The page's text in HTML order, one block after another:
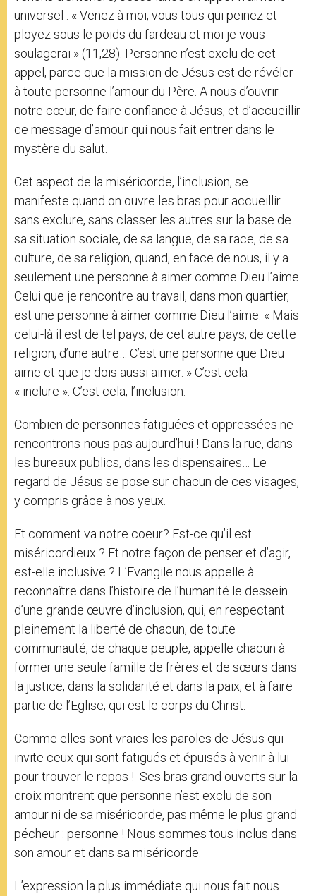
universel : « Venez à moi, vous tous qui peinez et
ployez sous le poids du fardeau et moi je vous
soulagerai » (11,28). Personne n’est exclu de cet
appel, parce que la mission de Jésus est de révéler
à toute personne l’amour du Père. A nous d’ouvrir
notre cœur, de faire confiance à Jésus, et d’accueillir
ce message d’amour qui nous fait entrer dans le
mystère du salut.
Cet aspect de la miséricorde, l’inclusion, se
manifeste quand on ouvre les bras pour accueillir
sans exclure, sans classer les autres sur la base de
sa situation sociale, de sa langue, de sa race, de sa
culture, de sa religion, quand, en face de nous, il y a
seulement une personne à aimer comme Dieu l’aime.
Celui que je rencontre au travail, dans mon quartier,
est une personne à aimer comme Dieu l’aime. « Mais
celui-là il est de tel pays, de cet autre pays, de cette
religion, d’une autre… C’est une personne que Dieu
aime et que je dois aussi aimer. » C’est cela
« inclure ». C’est cela, l’inclusion.
Combien de personnes fatiguées et oppressées ne
rencontrons-nous pas aujourd’hui ! Dans la rue, dans
les bureaux publics, dans les dispensaires… Le
regard de Jésus se pose sur chacun de ces visages,
y compris grâce à nos yeux.
Et comment va notre coeur? Est-ce qu’il est
miséricordieux ? Et notre façon de penser et d’agir,
est-elle inclusive ? L’Evangile nous appelle à
reconnaître dans l’histoire de l’humanité le dessein
d’une grande œuvre d’inclusion, qui, en respectant
pleinement la liberté de chacun, de toute
communauté, de chaque peuple, appelle chacun à
former une seule famille de frères et de sœurs dans
la justice, dans la solidarité et dans la paix, et à faire
partie de l’Eglise, qui est le corps du Christ.
Comme elles sont vraies les paroles de Jésus qui
invite ceux qui sont fatigués et épuisés à venir à lui
pour trouver le repos ! Ses bras grand ouverts sur la
croix montrent que personne n’est exclu de son
amour ni de sa miséricorde, pas même le plus grand
pécheur : personne ! Nous sommes tous inclus dans
son amour et dans sa miséricorde.
L’expression la plus immédiate qui nous fait nous